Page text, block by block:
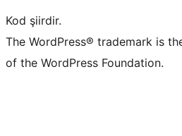
Kod şiirdir.
The WordPress® trademark is
of the WordPress Foundation.